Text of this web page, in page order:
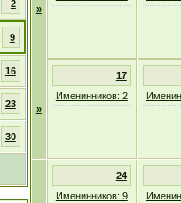
2
9
16
23
30
»
»
17
Именинников: 2
24
Именинников: 9